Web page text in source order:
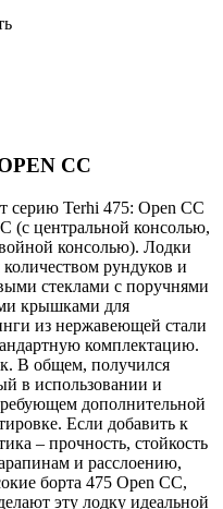
CC
серию Terhi 475: Open CC
(с центральной консолью,
консолью). Лодки
рундуков и
стеклами с поручнями
крышками для
из нержавеющей стали
комплектацию.
В общем, получился
в использовании и
дополнительной
Если добавить к
– прочность, стойкость
и расслоению,
борта 475 Open CC,
эту лодку идеальной